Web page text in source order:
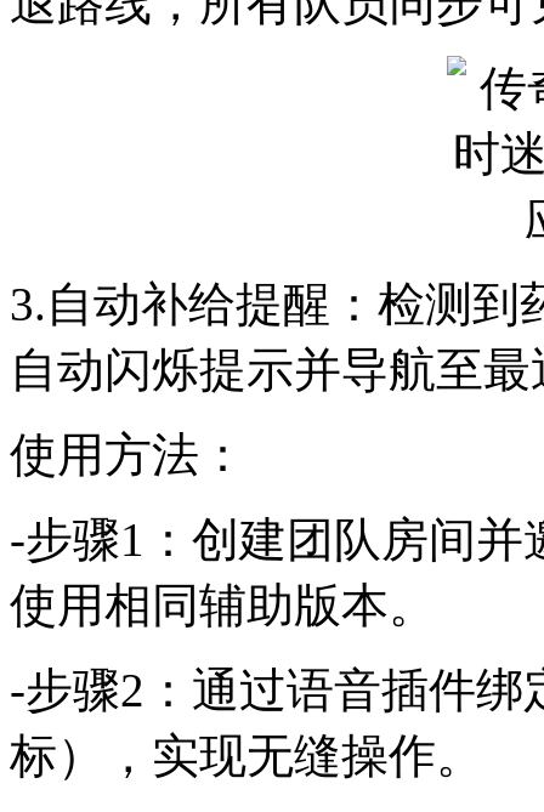
3.自动补给提醒：检测
自动闪烁提示并导航至
使用方法：
-步骤1：创建团队房间
使用相同辅助版本。
-步骤2：通过语音插件
标），实现无缝操作。